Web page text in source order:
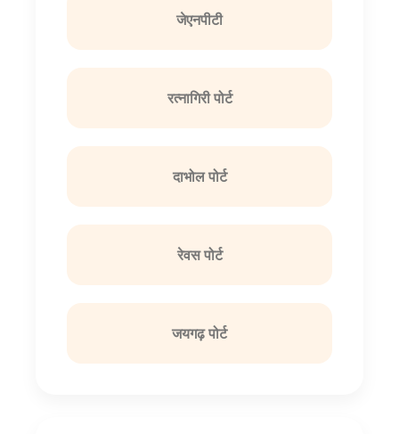
जेएनपीटी
रत्नागिरी पोर्ट
दाभोल पोर्ट
रेवस पोर्ट
जयगढ़ पोर्ट